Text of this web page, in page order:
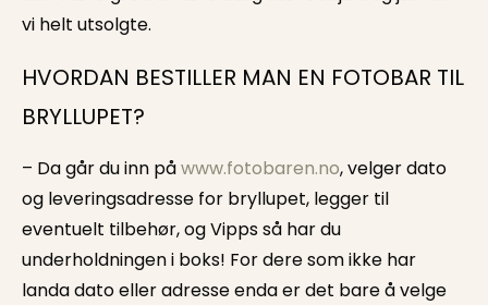
vi helt utsolgte.
HVORDAN BESTILLER MAN EN FOTOBAR TIL
BRYLLUPET?
– Da går du inn påwww.fotobaren.no, velger dato
og leveringsadresse for bryllupet, legger til
eventuelt tilbehør, og Vipps så har du
underholdningen i boks! For dere som ikke har
landa dato eller adresse enda er det bare å velge